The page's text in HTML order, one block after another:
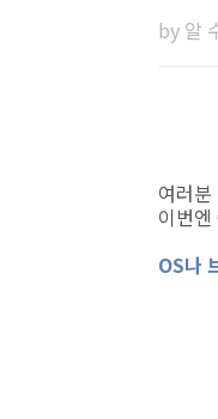
by 알
여러
이번
OS나